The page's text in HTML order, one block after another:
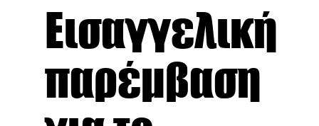
Εισαγγελική
παρέμβαση